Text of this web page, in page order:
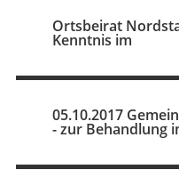
Ortsbeirat
Kenntnis im
05.10.2017
- zur Behandlung